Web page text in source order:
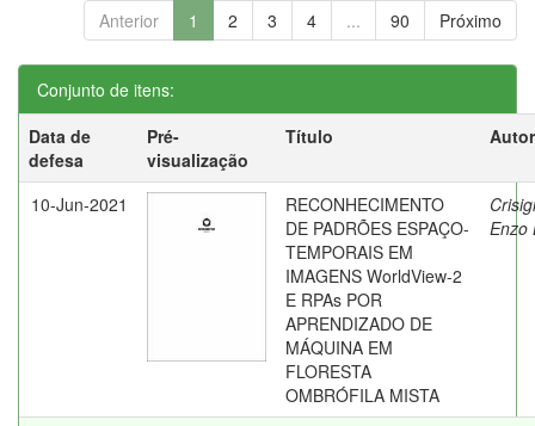
Anterior 1 2 3 4 ... 90 Próximo
Conjunto de itens:
Data de
defesa
Pré-
visualização
Título Autor
10-Jun-2021
RECONHECIMENTO
DE PADRÕES ESPAÇO-
TEMPORAIS EM
IMAGENS WorldView-2
E RPAs POR
APRENDIZADO DE
MÁQUINA EM
FLORESTA
OMBRÓFILA MISTA
Enzo